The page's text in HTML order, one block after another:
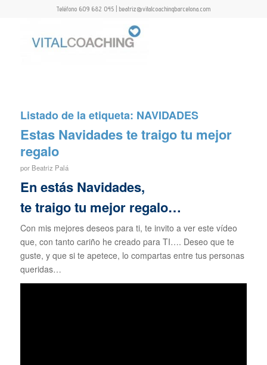
Teléfono 609 682 045 | beatriz@vitalcoachingbarcelona.com
Listado de la etiqueta: NAVIDADES
Estas Navidades te traigo tu mejor
regalo
por Beatriz Palá
En estás Navidades,
te traigo tu mejor regalo…
Con mis mejores deseos para ti, te invito a ver este vídeo
que, con tanto cariño he creado para TI…. Deseo que te
guste, y que si te apetece, lo compartas entre tus personas
queridas…